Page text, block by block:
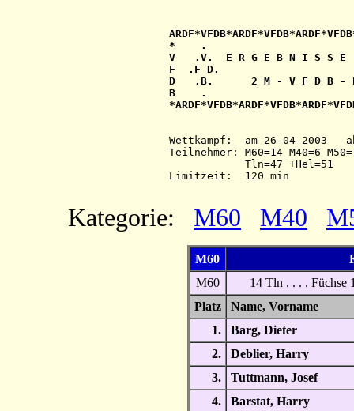
*    .
V   .V.  E R G E B N I S S
F  .F D.
D   .B.      2 M - V F D B -
B    .
Wettkampf:  am 26-04-2003
Teilnehmer: M60=14 M40=6
            Tln=47 +Hel=51
Kategorie: M60 M40
M60
M60
14 Tln . . . . Füchse
Platz
Name,
1.
Barg, Dieter
2.
Deblier, Harry
3.
Tuttmann, Josef
4.
Barstat, Harry